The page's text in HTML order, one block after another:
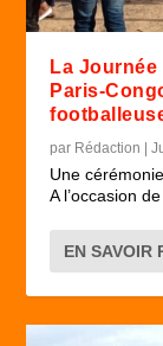
La Journée
Paris-
par Rédaction |
Une
A l’occasion
EN SAVOIR